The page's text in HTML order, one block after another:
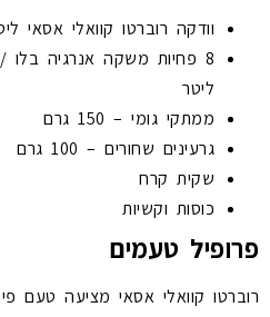
וודקה רוברטו קוואלי אסאי
ליטר
ממתקי גומי – 150 גרם
גרעינים שחורים – 100 גרם
שקית קרח
כוסות וקשיות
פרופיל טעמים
רוברטו קוואלי אסאי מציעה טעם